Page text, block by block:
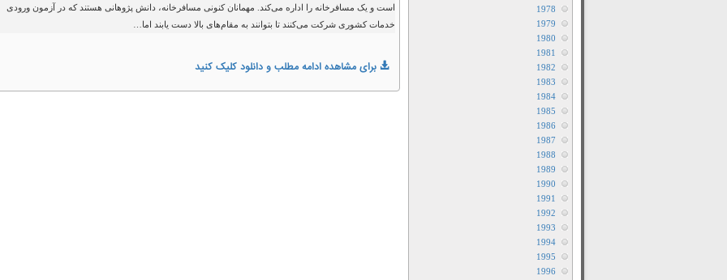
است و یک مسافرخانه را اداره می‌کند. مهمانان کنونی مسافرخانه، دانش پژوهانی هستند که در آزمون ورودی
خدمات کشوری شرکت می‌کنند تا بتوانند به مقام‌های بالا دست یابند اما…
برای مشاهده ادامه مطلب و دانلود کلیک کنید
1978
1979
1980
1981
1982
1983
1984
1985
1986
1987
1988
1989
1990
1991
1992
1993
1994
1995
1996